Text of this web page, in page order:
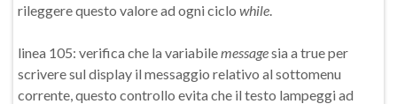
rileggere questo valore ad ogni ciclo while.
linea 105: verifica che la variabilemessagesia a true per
scrivere sul display il messaggio relativo al sottomenu
corrente, questo controllo evita che il testo lampeggi ad